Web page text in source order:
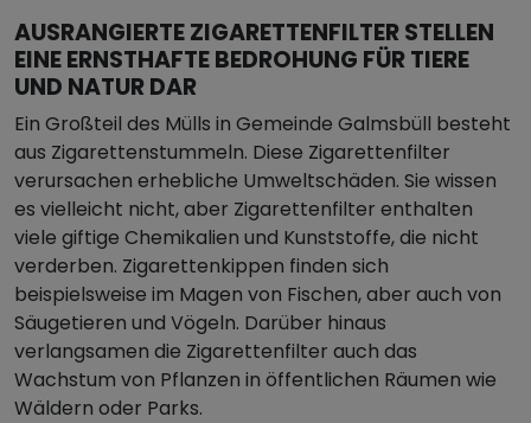
AUSRANGIERTE ZIGARETTENFILTER STELLEN
EINE ERNSTHAFTE BEDROHUNG FÜR TIERE
UND NATUR DAR
Ein Großteil des Mülls in Gemeinde Galmsbüll besteht
aus Zigarettenstummeln. Diese Zigarettenfilter
verursachen erhebliche Umweltschäden. Sie wissen
es vielleicht nicht, aber Zigarettenfilter enthalten
viele giftige Chemikalien und Kunststoffe, die nicht
verderben. Zigarettenkippen finden sich
beispielsweise im Magen von Fischen, aber auch von
Säugetieren und Vögeln. Darüber hinaus
verlangsamen die Zigarettenfilter auch das
Wachstum von Pflanzen in öffentlichen Räumen wie
Wäldern oder Parks.